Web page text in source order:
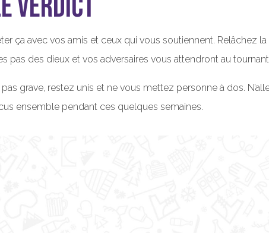
ça avec vos amis et ceux qui vous soutiennent.
pas des dieux et vos adversaires vous attendront au
pas grave, restez unis et ne vous mettez personne à dos.
ensemble pendant ces quelques semaines.